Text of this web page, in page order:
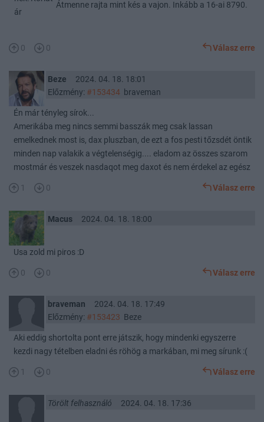
ár
Átmenne rajta mint kés a vajon. Inkább a 16-ai 8790.
0 0 Válasz erre
Beze
2024. 04. 18. 18:01
Előzmény: #153434braveman
Én már tényleg sírok...
Amerikába meg nincs semmi basszák meg csak lassan
emelkednek most is, dax pluszban, de ezt a fos pesti tőzsdét öntik
minden nap valakik a végtelenségig.... eladom az összes szarom
mostmár és veszek nasdaqot meg daxot és nem érdekel az egész
1 0 Válasz erre
Macus 2024. 04. 18. 18:00
Usa zold mi piros :D
0 0 Válasz erre
braveman
2024. 04. 18. 17:49
Előzmény: #153423 Beze
Aki eddig shortolta pont erre játszik, hogy mindenki egyszerre
kezdi nagy tételben eladni és röhög a markában, mi meg sírunk :(
1 0 Válasz erre
Törölt felhasználó 2024. 04. 18. 17:36